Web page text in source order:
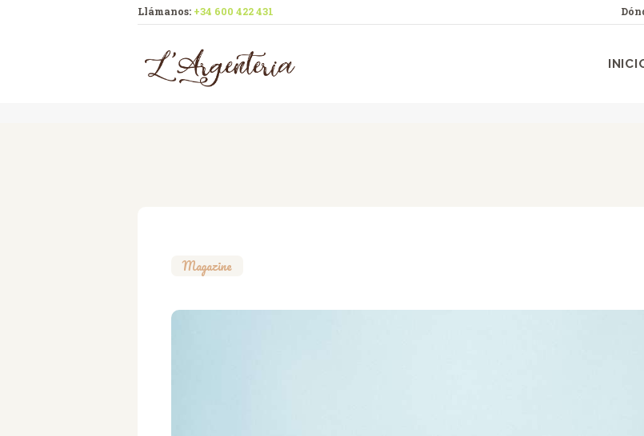
Llámanos: +34 600 422 431
L'ARGENTERIA
INICIO
Magazine